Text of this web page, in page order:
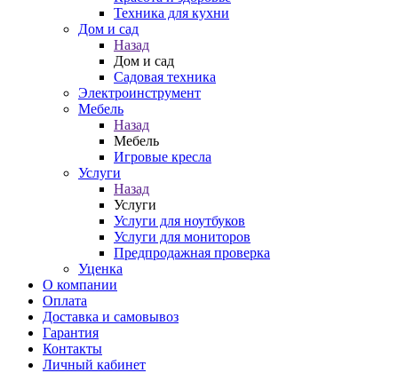
Техника для кухни
Дом и сад
Назад
Дом и сад
Садовая техника
Электроинструмент
Мебель
Назад
Мебель
Игровые кресла
Услуги
Назад
Услуги
Услуги для ноутбуков
Услуги для мониторов
Предпродажная проверка
Уценка
О компании
Оплата
Доставка и самовывоз
Гарантия
Контакты
Личный кабинет